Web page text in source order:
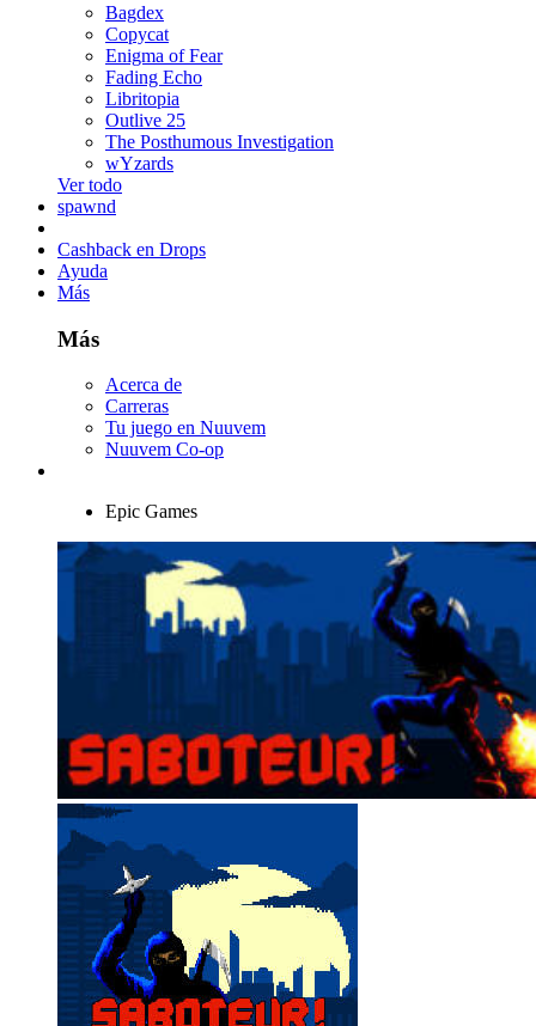
Bagdex
Copycat
Enigma of Fear
Fading Echo
Libritopia
Outlive 25
The Posthumous Investigation
wYzards
Ver todo
spawnd
Cashback en Drops
Ayuda
Más
Más
Acerca de
Carreras
Tu juego en Nuuvem
Nuuvem Co-op
Epic Games